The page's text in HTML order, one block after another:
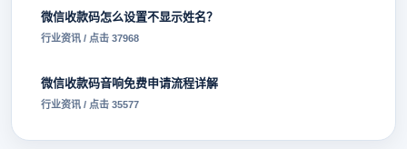
微信收款码怎么设置不显示姓名？
行业资讯 / 点击 37968
微信收款码音响免费申请流程详解
行业资讯 / 点击 35577